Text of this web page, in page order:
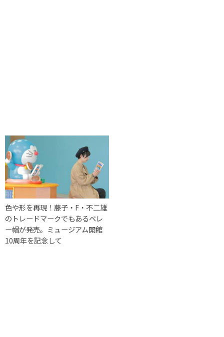
色や形を再現！藤子・F・不二雄
のトレードマークでもあるベレ
ー帽が発売。ミュージアム開館
10周年を記念して